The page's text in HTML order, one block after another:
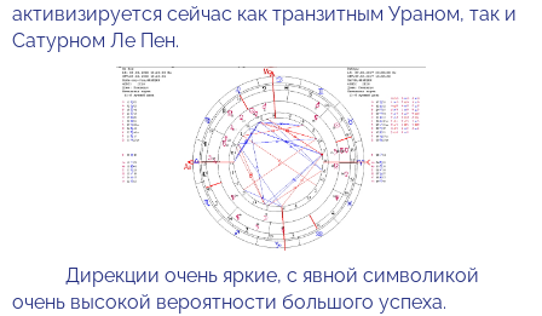
активизируется сейчас как транзитным Ураном, так и
Сатурном Ле Пен.
Дирекции очень яркие, с явной символикой
очень высокой вероятности большого успеха.